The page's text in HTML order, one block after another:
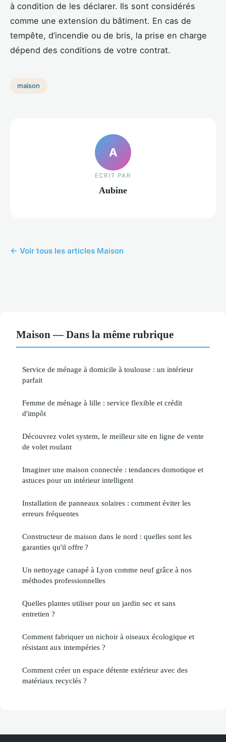
à condition de les déclarer. Ils sont considérés
comme une extension du bâtiment. En cas de
tempête, d’incendie ou de bris, la prise en charge
dépend des conditions de votre contrat.
maison
A
ECRIT PAR
Aubine
← Voir tous les articles Maison
Maison — Dans la même rubrique
Service de ménage à domicile à toulouse : un intérieur
parfait
Femme de ménage à lille : service flexible et crédit
d'impôt
Découvrez volet system, le meilleur site en ligne de vente
de volet roulant
Imaginer une maison connectée : tendances domotique et
astuces pour un intérieur intelligent
Installation de panneaux solaires : comment éviter les
erreurs fréquentes
Constructeur de maison dans le nord : quelles sont les
garanties qu'il offre ?
Un nettoyage canapé à Lyon comme neuf grâce à nos
méthodes professionnelles
Quelles plantes utiliser pour un jardin sec et sans
entretien ?
Comment fabriquer un nichoir à oiseaux écologique et
résistant aux intempéries ?
Comment créer un espace détente extérieur avec des
matériaux recyclés ?